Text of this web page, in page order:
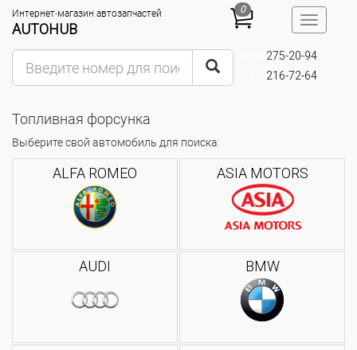
Toggle
0
Интернет-магазин автозапчастей
AUTOHUB
275-20-94
216-72-64
Топливная форсунка
Выберите свой автомобиль для поиска:
ALFA ROMEO ASIA MOTORS
AUDI BMW